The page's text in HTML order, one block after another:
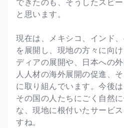
と思います。
現在は、メキシコ、インド
を展開し、現地の方々に向
ディアの展開や、日本への
人人材の海外展開の促進、
に取り組んでいます。今後
その国の人たちにごく自然
な、現地に根付いたサービ
すね。